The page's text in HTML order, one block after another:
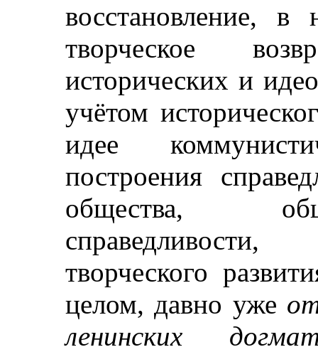
восстановление,
творческое
исторических и
учётом
идее
построения
общества,
творческого
целом, давно уже
ленинских